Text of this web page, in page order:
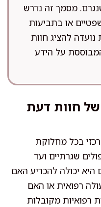
מסמך זה נדרש
או בתביעות
להציג חוות
על הידע
חוות דעת
בכל מחלוקת
שגרתיים ועד
היא יכולה להכריע האם
רפואית או האם
רפואיות מקובלות